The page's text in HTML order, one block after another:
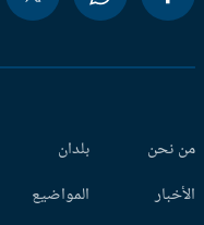
نحن
بلدان
المواضيع